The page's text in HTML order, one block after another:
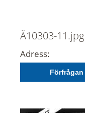
Ä10303-11.jpg
Adress:
Förfrågan